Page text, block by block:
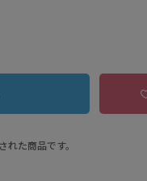
た商品です。